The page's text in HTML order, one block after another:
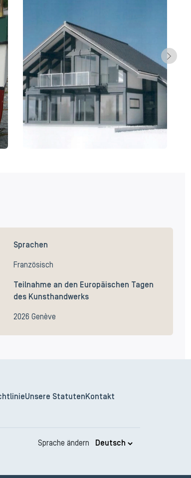
Sprachen
Französisch
Teilnahme an den Europäischen Tagen
des Kunsthandwerks
2026 Genève
Unsere Statuten Kontakt
Sprache ändern